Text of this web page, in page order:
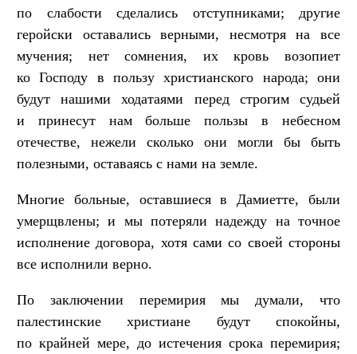
по слабости сделались отступниками; другие
геройски оставались верными, несмотря на все
мучения; нет сомнения, их кровь возопиет
ко Господу в пользу христианского народа; они
будут нашими ходатаями перед строгим судьей
и принесут нам больше пользы в небесном
отечестве, нежели сколько они могли бы быть
полезными, оставаясь с нами на земле.
Многие больные, оставшиеся в Дамиетте, были
умерщвлены; и мы потеряли надежду на точное
исполнение договора, хотя сами со своей стороны
все исполнили верно.
По заключении перемирия мы думали, что
палестинские христиане будут спокойны,
по крайней мере, до истечения срока перемирия;